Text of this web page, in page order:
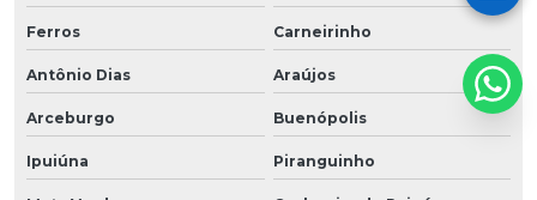
Ferros Carneirinho
Antônio Dias Araújos
Arceburgo Buenópolis
Ipuiúna Piranguinho